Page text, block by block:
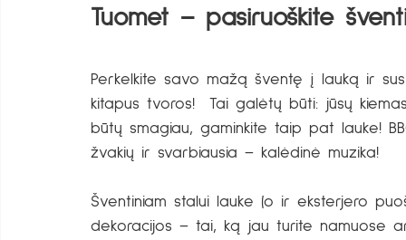
Tuomet – pasiruoškite
Perkelkite savo mažą šventę į lauką ir
kitapus tvoros!  Tai galėtų būti: jūsų
būtų smagiau, gaminkite taip pat lauke!
žvakių ir svarbiausia – kalėdinė muzika!
Šventiniam stalui lauke (o ir eksterjero
dekoracijos – tai, ką jau turite namuose